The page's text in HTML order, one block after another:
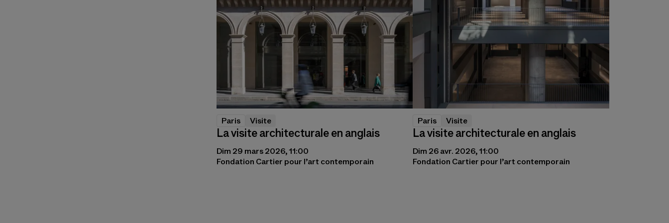
Paris Visite
La visite architecturale en anglais
Dim 29 mars 2026, 11:00
Fondation Cartier pour l’art contemporain
Paris Visite
La visite architecturale en anglais
Dim 26 avr. 2026, 11:00
Fondation Cartier pour l’art contemporain